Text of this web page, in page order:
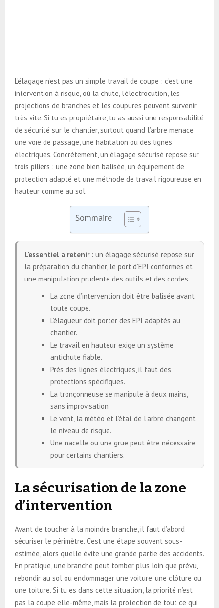
L’élagage n’est pas un simple travail de coupe : c’est une
intervention à risque, où la chute, l’électrocution, les
projections de branches et les coupures peuvent survenir
très vite. Si tu es propriétaire, tu as aussi une responsabilité
de sécurité sur le chantier, surtout quand l’arbre menace
une voie de passage, une habitation ou des lignes
électriques. Concrètement, un élagage sécurisé repose sur
trois piliers : une zone bien balisée, un équipement de
protection adapté et une méthode de travail rigoureuse en
hauteur comme au sol.
Sommaire
L’essentiel a retenir : un élagage sécurisé repose sur
la préparation du chantier, le port d’EPI conformes et
une manipulation prudente des outils et des cordes.
La zone d’intervention doit être balisée avant
toute coupe.
L’élagueur doit porter des EPI adaptés au
chantier.
Le travail en hauteur exige un système
antichute fiable.
Près des lignes électriques, il faut des
protections spécifiques.
La tronçonneuse se manipule à deux mains,
sans improvisation.
Le vent, la météo et l’état de l’arbre changent
le niveau de risque.
Une nacelle ou une grue peut être nécessaire
pour certains chantiers.
La sécurisation de la zone
d’intervention
Avant de toucher à la moindre branche, il faut d’abord
sécuriser le périmètre. C’est une étape souvent sous-
estimée, alors qu’elle évite une grande partie des accidents.
En pratique, une branche peut tomber plus loin que prévu,
rebondir au sol ou endommager une voiture, une clôture ou
une toiture. Si tu es dans cette situation, la priorité n’est
pas la coupe elle-même, mais la protection de tout ce qui